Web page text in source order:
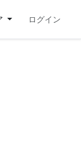
ログイン